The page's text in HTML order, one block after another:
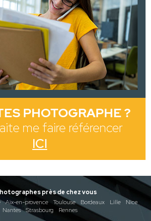
PHOTOGRAPHE ?
me faire référencer
ICI
près de chez vous
Aix-en-provence Toulouse Bordeaux Lille
Nice
Nantes
Strasbourg
Rennes